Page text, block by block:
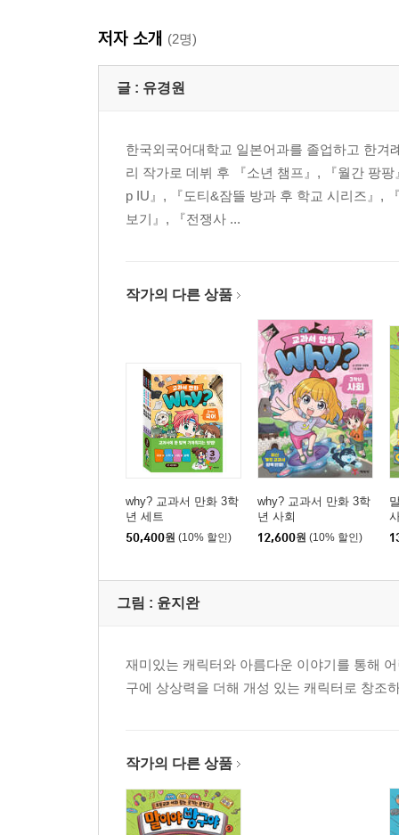
저자 소개 (2명)
글 : 유경원
한국외국어대학교 일본어과를 졸업하고 한겨
리 작가로 데뷔 후 『소년 챔프』, 『월간 팡
p IU』, 『도티&잠뜰 방과 후 학교 시리즈』,
보기』, 『전쟁사 ...
작가의 다른 상품
why? 교과서 만화 3학
년 세트
50,400원 (10% 할인)
why? 교과서 만화 3학
년 사회
12,600원 (10% 할인)
그림 : 윤지완
재미있는 캐릭터와 아름다운 이야기를 통해
구에 상상력을 더해 개성 있는 캐릭터로 창조
작가의 다른 상품